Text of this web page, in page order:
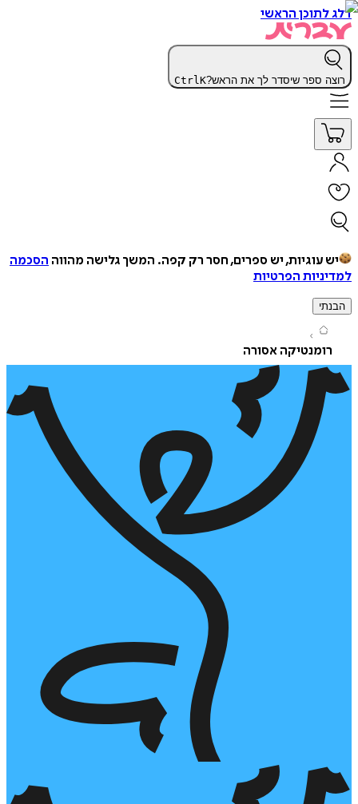
הראשי
ספר שיסדר לך את הראש? CtrlK
עוגיות, יש ספרים, חסר רק קפה. המשך גלישה מהווההסכמה
הפרטיות
אסורה